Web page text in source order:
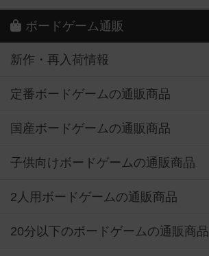
ボードゲーム通販
新作・再入荷情報
定番ボードゲームの通販商品
国産ボードゲームの通販商品
子供向けボードゲームの通販商品
2人用ボードゲームの通販商品
20分以下のボードゲームの通販商品